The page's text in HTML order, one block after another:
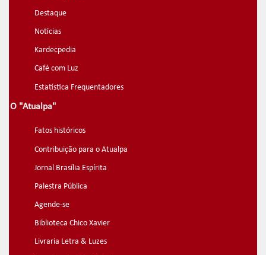
Destaque
Notícias
Kardecpedia
Café com Luz
Estatística Frequentadores
O "Atualpa"
Fatos históricos
Contribuição para o Atualpa
Jornal Brasília Espírita
Palestra Pública
Agende-se
Biblioteca Chico Xavier
Livraria Letra & Luzes